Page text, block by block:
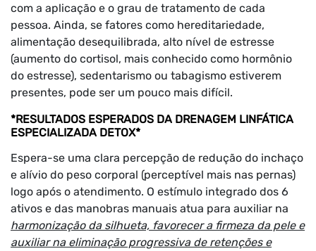
com a aplicação e o grau de tratamento de cada
pessoa. Ainda, se fatores como hereditariedade,
alimentação desequilibrada, alto nível de estresse
(aumento do cortisol, mais conhecido como hormônio
do estresse), sedentarismo ou tabagismo estiverem
presentes, pode ser um pouco mais difícil.
*RESULTADOS ESPERADOS DA DRENAGEM LINFÁTICA
ESPECIALIZADA DETOX*
Espera-se uma clara percepção de redução do inchaço
e alívio do peso corporal (perceptível mais nas pernas)
logo após o atendimento. O estímulo integrado dos 6
ativos e das manobras manuais atua para auxiliar na
harmonização da silhueta, favorecer a firmeza da pele e
auxiliar na eliminação progressiva de retenções e